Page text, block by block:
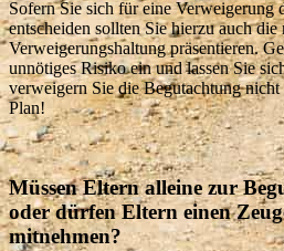
Sofern Sie sich für eine Verweigerung
entscheiden sollten Sie hierzu auch
Verweigerungshaltung präsentieren.
unnötiges Risiko ein und lassen Sie
verweigern Sie die Begutachtung nicht
Plan!
Müssen Eltern alleine zur
oder dürfen Eltern einen
mitnehmen?